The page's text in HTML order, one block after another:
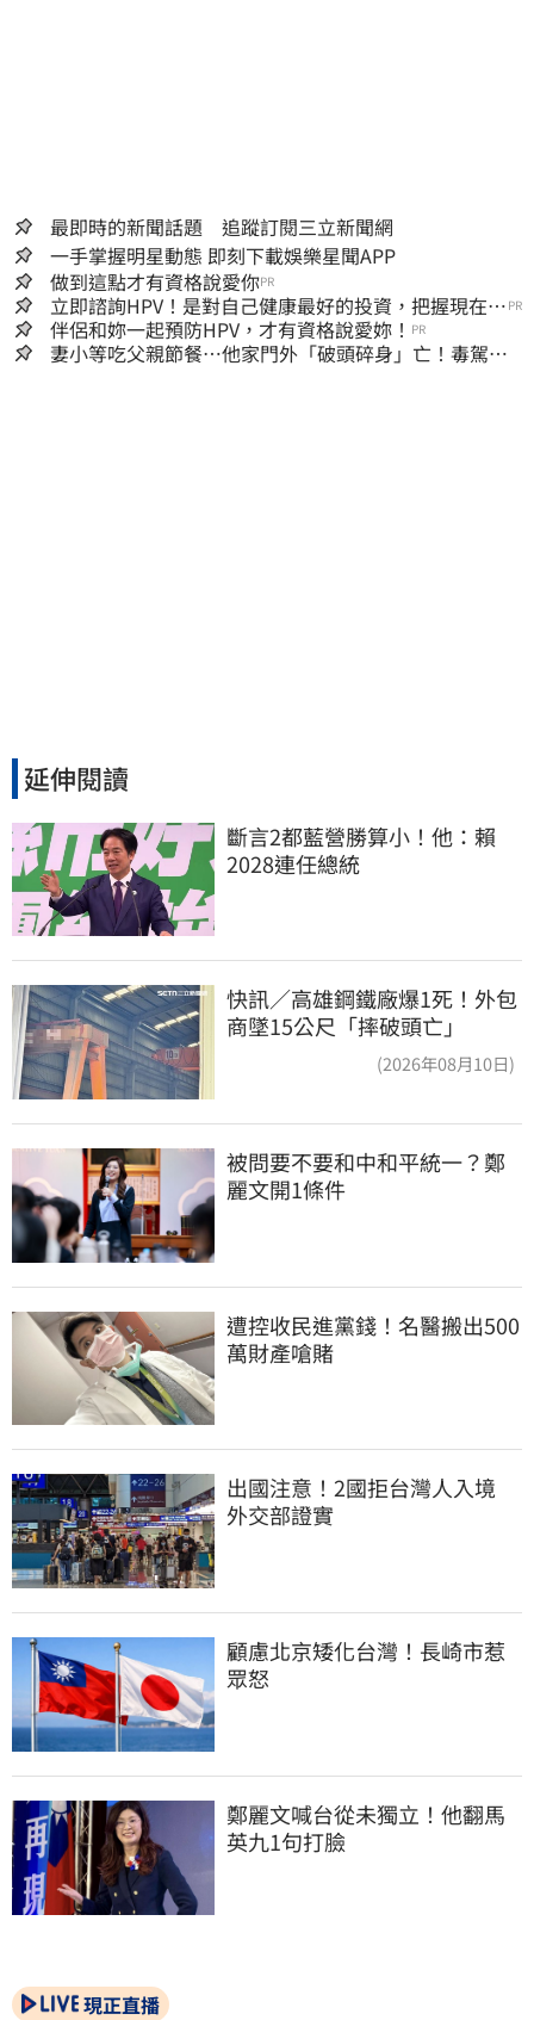
最即時的新聞話題 追蹤訂閱三立新聞網
一手掌握明星動態 即刻下載娛樂星聞APP
做到這點才有資格說愛你PR
立即諮詢HPV！是對自己健康最好的投資，把握現在不
嫌晚！
PR
伴侶和妳一起預防HPV，才有資格說愛妳！ PR
妻小等吃父親節餐⋯他家門外「破頭碎身」亡！毒駕男
延伸閱讀
斷言2都藍營勝算小！他：賴
2028連任總統
快訊／高雄鋼鐵廠爆1死！外包
商墜15公尺「摔破頭亡」
(2026年08月10日)
被問要不要和中和平統一？鄭
麗文開1條件
遭控收民進黨錢！名醫搬出500
萬財產嗆賭
出國注意！2國拒台灣人入境
外交部證實
顧慮北京矮化台灣！長崎市惹
眾怒
鄭麗文喊台從未獨立！他翻馬
英九1句打臉
現正直播